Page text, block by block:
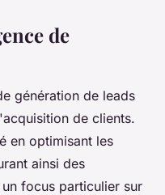
de
génération de leads
de clients.
en optimisant les
ainsi des
focus particulier sur